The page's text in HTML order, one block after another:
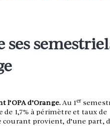
ses
d’Orange. Au 1er
de 1,7% à périmètre et taux de
provient, d’une part,